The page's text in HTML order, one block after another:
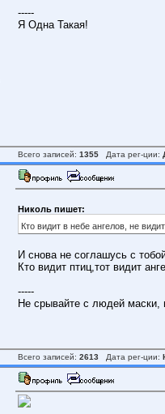
-----
Я Одна Такая!
Всего записей: 1355 Дата рег-ции:
Николь пишет:
Кто видит в небе ангелов, не
И снова не соглашусь с
Кто видит птиц,тот видит
-----
Не срывайте с людей маски,
Всего записей: 2613 Дата рег-ции: